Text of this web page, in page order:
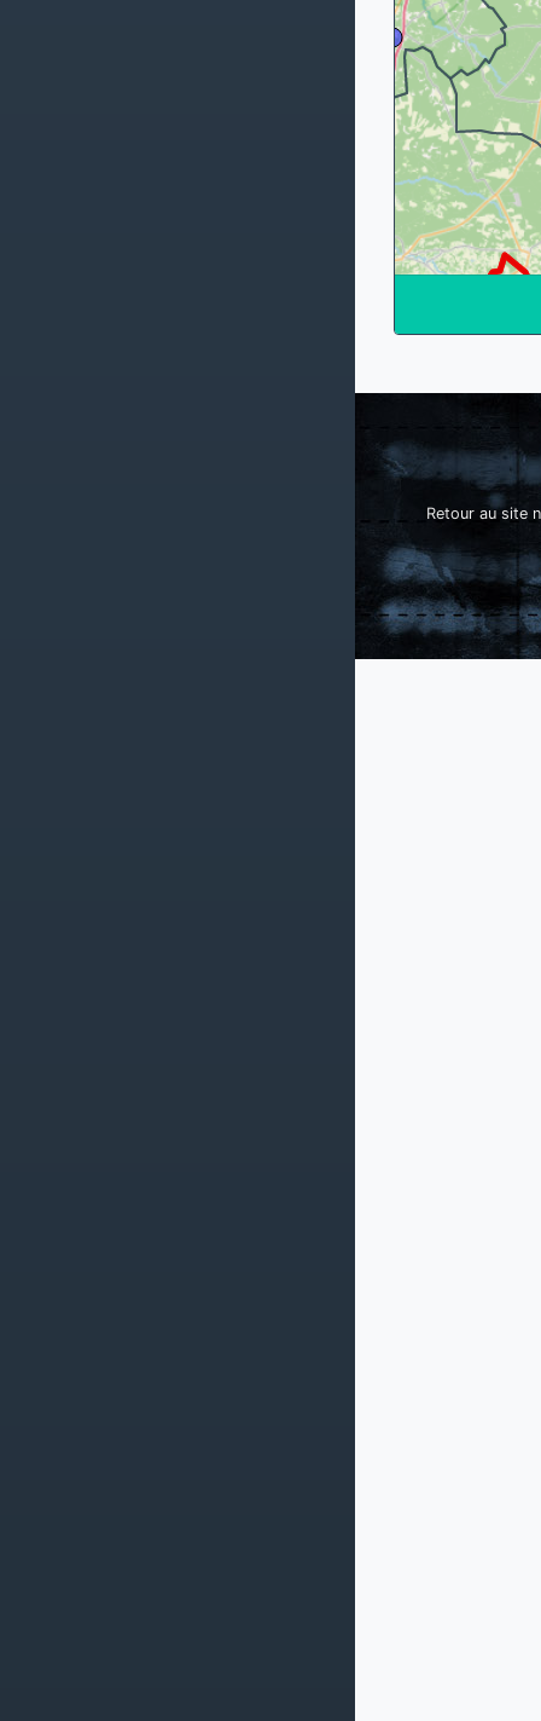
Retour au site